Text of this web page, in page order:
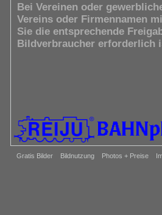
Gratis Bilder Bildnutzung Photos + Preise
Bei Vereinen oder
Vereins oder Firmennamen
Sie die entsprechende
Bildverbraucher erforderlich